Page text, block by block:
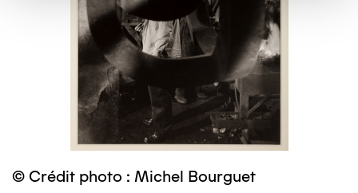
© Crédit photo : Michel Bourguet